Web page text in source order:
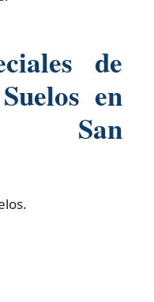
de
en
San